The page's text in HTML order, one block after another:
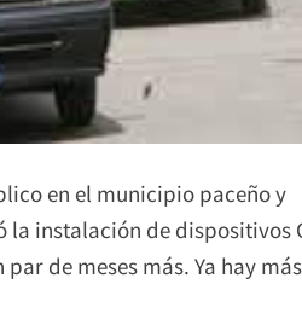
en el municipio paceño y
la instalación de dispositivos
de meses más. Ya hay